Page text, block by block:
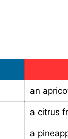
an
a citrus
a